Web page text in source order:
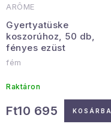
ARÔME
Gyertyatüske
koszorúhoz, 50 db,
fényes ezüst
fém
Raktáron
Ft10 695 KOSÁRBA